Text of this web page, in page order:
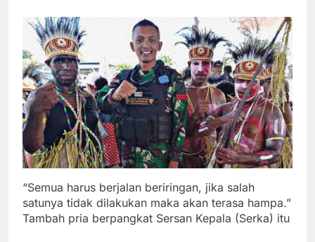
“Semua harus berjalan beriringan, jika salah
satunya tidak dilakukan maka akan terasa hampa.”
Tambah pria berpangkat Sersan Kepala (Serka) itu